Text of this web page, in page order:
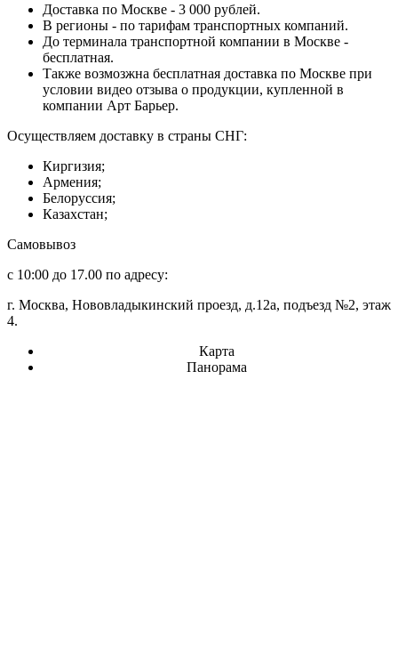
Доставка по Москве - 3 000 рублей.
В регионы - по тарифам транспортных компаний.
До терминала транспортной компании в Москве -
бесплатная.
Также возмозжна бесплатная доставка по Москве при
условии видео отзыва о продукции, купленной в
компании Арт Барьер.
Осуществляем доставку в страны СНГ:
Киргизия;
Армения;
Белоруссия;
Казахстан;
Самовывоз
с 10:00 до 17.00 по адресу:
г. Москва, Нововладыкинский проезд, д.12а, подъезд №2, этаж
4.
Карта
Панорама